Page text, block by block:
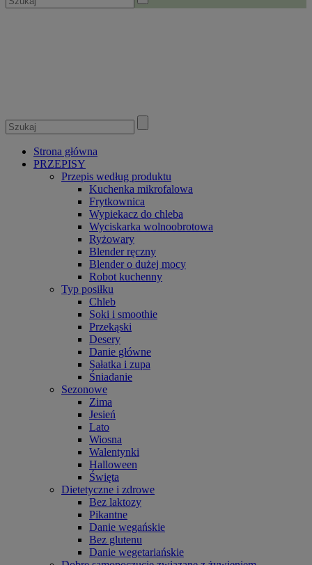
Strona główna
PRZEPISY
Przepis według produktu
Kuchenka mikrofalowa
Frytkownica
Wypiekacz do chleba
Wyciskarka wolnoobrotowa
Ryżowary
Blender ręczny
Blender o dużej mocy
Robot kuchenny
Typ posiłku
Chleb
Soki i smoothie
Przekąski
Desery
Danie główne
Sałatka i zupa
Śniadanie
Sezonowe
Zima
Jesień
Lato
Wiosna
Walentynki
Halloween
Święta
Dietetyczne i zdrowe
Bez laktozy
Pikantne
Danie wegańskie
Bez glutenu
Danie wegetariańskie